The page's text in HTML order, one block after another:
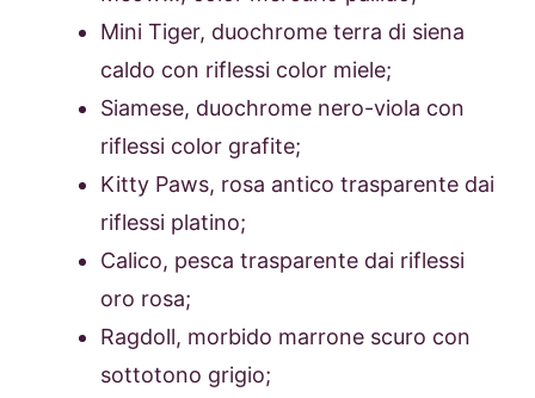
Mini Tiger, duochrome terra di siena
caldo con riflessi color miele;
Siamese, duochrome nero-viola con
riflessi color grafite;
Kitty Paws, rosa antico trasparente dai
riflessi platino;
Calico, pesca trasparente dai riflessi
oro rosa;
Ragdoll, morbido marrone scuro con
sottotono grigio;